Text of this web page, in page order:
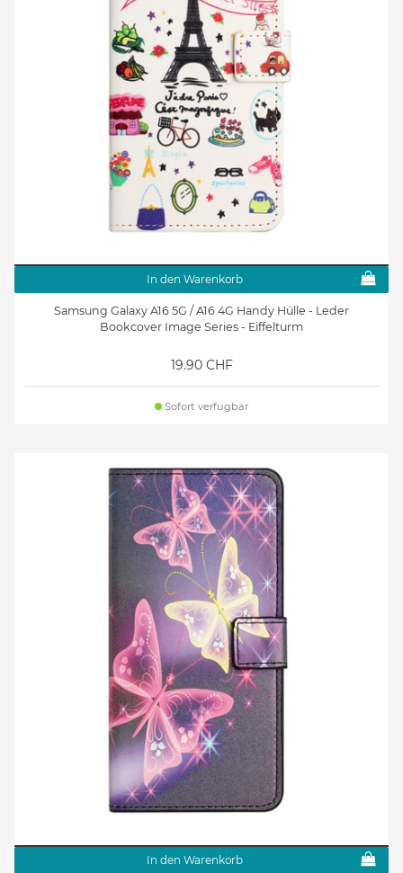
In den Warenkorb
Samsung Galaxy A16 5G / A16 4G Handy Hülle - Leder
Bookcover Image Series - Eiffelturm
19.90 CHF
Sofort verfügbar
In den Warenkorb